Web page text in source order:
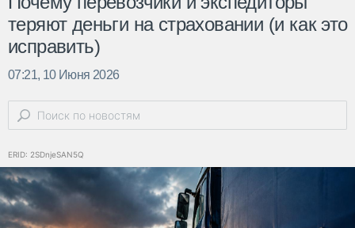
теряют деньги на страховании (и как это
исправить)
07:21, 10 Июня 2026
ERID: 2SDnjeSAN5Q